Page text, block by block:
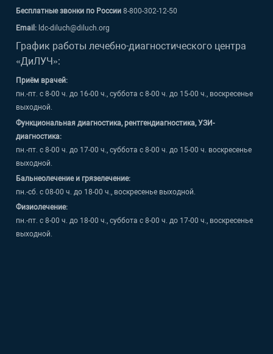
Бесплатные звонки по России8-800-302-12-50
Email: ldc-diluch@diluch.org
График работы лечебно-диагностического центра
«ДиЛУЧ»:
Приём врачей:
пн.-пт. с 8-00 ч. до 16-00 ч., суббота с 8-00 ч. до 15-00 ч., воскресенье
выходной.
Функциональная диагностика, рентгендиагностика, УЗИ-
диагностика:
пн.-пт. с 8-00 ч. до 17-00 ч., суббота с 8-00 ч. до 15-00 ч. воскресенье
выходной.
Бальнеолечение и грязелечение:
пн.-сб. с 08-00 ч. до 18-00 ч., воскресенье выходной.
Физиолечение:
пн.-пт. с 8-00 ч. до 18-00 ч., суббота с 8-00 ч. до 17-00 ч., воскресенье
выходной.